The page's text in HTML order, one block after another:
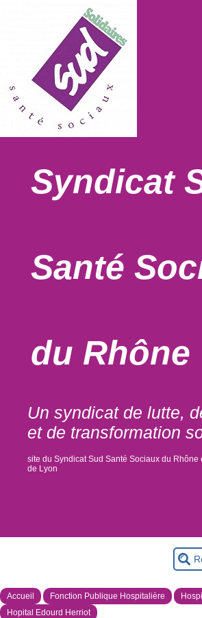
Syndicat
Santé
du Rhône
Un syndicat de lutte,
et de transformation
site du Syndicat Sud Santé Sociaux du Rhône
de Lyon
Accueil Fonction Publique Hospitalière
Hopital Edourd Herriot